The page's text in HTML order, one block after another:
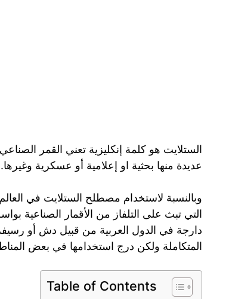
الستلايت هو كلمة إنكليزية تعني القمر
عديدة منها بحثية او إعلامية أو عسكرية وغيرها.
وبالنسبة لاستخدام مصطلح الستلايت في
التي تبث على التلفاز من الأقمار الصناعية
دارجة في الدول العربية من قبيل دش أو
المتكاملة ولكن درج استخدامها في بعض
Table of Contents